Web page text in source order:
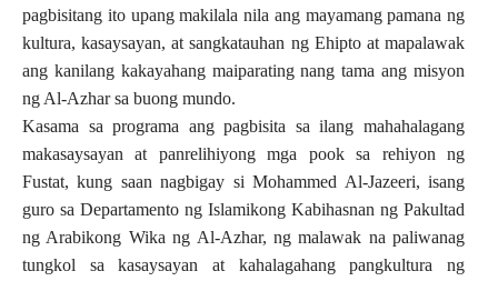
pagbisitang ito upang makilala nila ang mayamang pamana ng
kultura, kasaysayan, at sangkatauhan ng Ehipto at mapalawak
ang kanilang kakayahang maiparating nang tama ang misyon
ng Al-Azhar sa buong mundo.
Kasama sa programa ang pagbisita sa ilang mahahalagang
makasaysayan at panrelihiyong mga pook sa rehiyon ng
Fustat, kung saan nagbigay si Mohammed Al-Jazeeri, isang
guro sa Departamento ng Islamikong Kabihasnan ng Pakultad
ng Arabikong Wika ng Al-Azhar, ng malawak na paliwanag
tungkol sa kasaysayan at kahalagahang pangkultura ng